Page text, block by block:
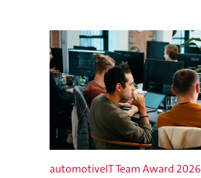
automotiveIT Team Award 2026